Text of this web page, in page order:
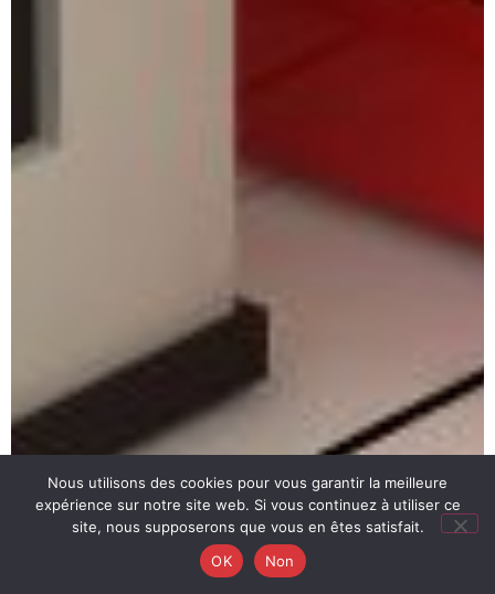
Nous utilisons des cookies pour vous garantir la meilleure
expérience sur notre site web. Si vous continuez à utiliser ce
site, nous supposerons que vous en êtes satisfait.
OK
Non